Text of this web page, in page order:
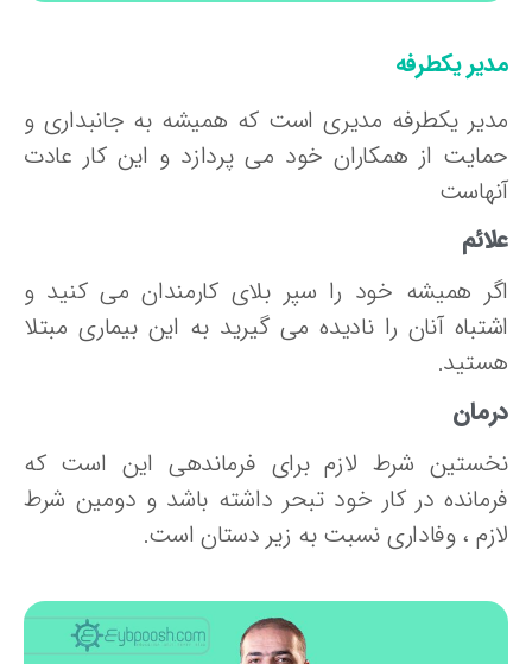
یکطرفه
یکطرفه مدیری است که همیشه به جانبداری و
از همکاران خود می پردازد و این کار عادت
همیشه خود را سپر بلای کارمندان می کنید و
آنان را نادیده می گیرید به این بیماری مبتلا
شرط لازم برای فرماندهی این است که
در کار خود تبحر داشته باشد و دومین شرط
، وفاداری نسبت به زیر دستان است.